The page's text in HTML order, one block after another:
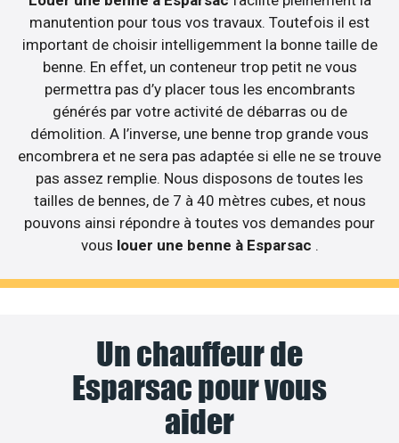
manutention pour tous vos travaux. Toutefois il est
important de choisir intelligemment la bonne taille de
benne. En effet, un conteneur trop petit ne vous
permettra pas d’y placer tous les encombrants
générés par votre activité de débarras ou de
démolition. A l’inverse, une benne trop grande vous
encombrera et ne sera pas adaptée si elle ne se trouve
pas assez remplie. Nous disposons de toutes les
tailles de bennes, de 7 à 40 mètres cubes, et nous
pouvons ainsi répondre à toutes vos demandes pour
vous louer une benne à Esparsac .
Un chauffeur de
Esparsac pour vous
aider